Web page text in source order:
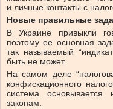
и личные контакты с
Новые правильные
В Украине привыкли
поэтому ее основная
так называемый
быть не может.
На самом деле
конфискационного
система основывается
законам.